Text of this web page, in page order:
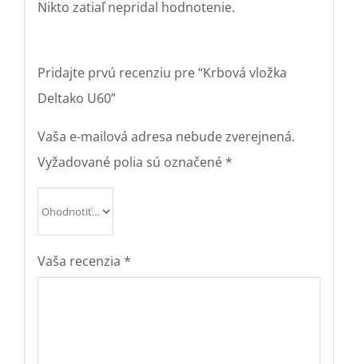
Nikto zatiaľ nepridal hodnotenie.
Pridajte prvú recenziu pre “Krbová vložka
Deltako U60”
Vaša e-mailová adresa nebude zverejnená.
Vyžadované polia sú označené *
Vaša recenzia *